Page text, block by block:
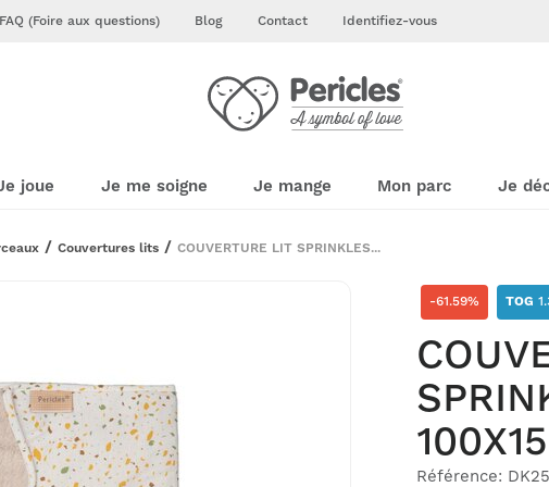
FAQ (Foire aux questions) Blog Contact Identifiez-vous
joue Je me soigne Je mange Mon parc Je
Couvertures lits COUVERTURE LIT SPRINKLES...
-61.59% TOG
Référence: